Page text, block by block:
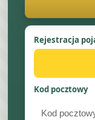
Rejestracja
Kod pocztowy